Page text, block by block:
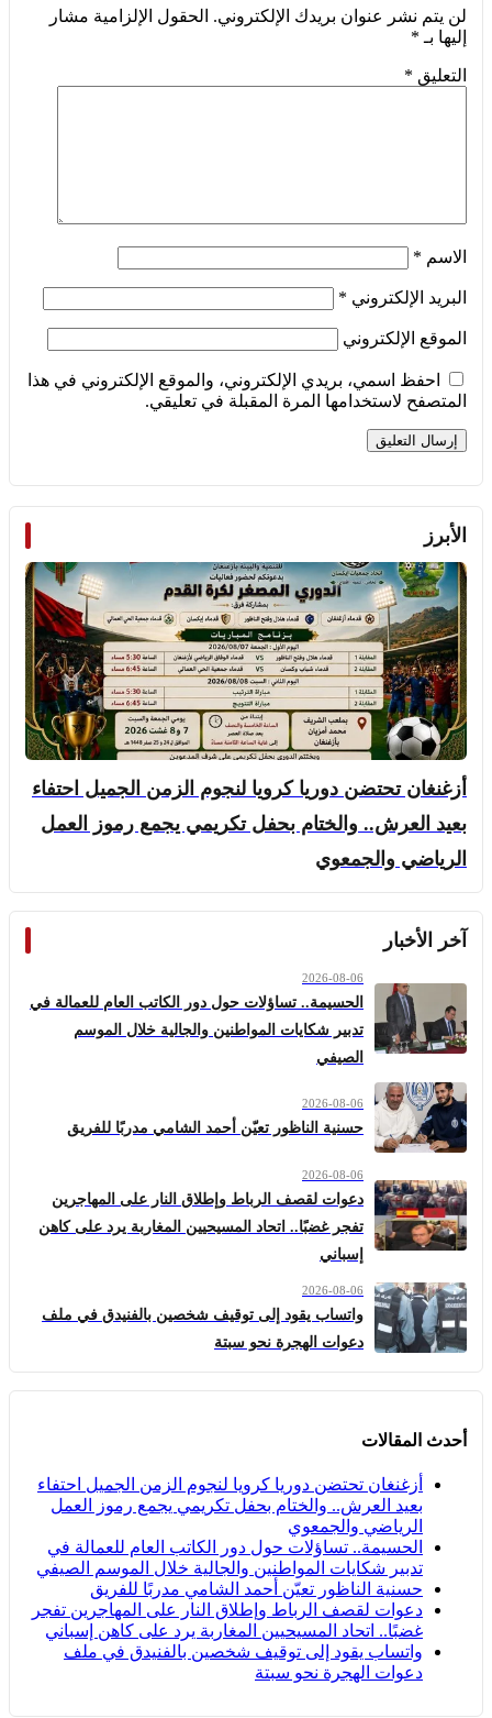
لن يتم نشر عنوان بريدك الإلكتروني. الحقول الإلزامية مشار
إليها بـ *
التعليق *
الاسم *
البريد الإلكتروني *
الموقع الإلكتروني
احفظ اسمي، بريدي الإلكتروني، والموقع الإلكتروني في هذا
المتصفح لاستخدامها المرة المقبلة في تعليقي.
الأبرز
أزغنغان تحتضن دوريا كرويا لنجوم الزمن الجميل احتفاء
بعيد العرش.. والختام بحفل تكريمي يجمع رموز العمل
الرياضي والجمعوي
آخر الأخبار
2026-08-06
الحسيمة.. تساؤلات حول دور الكاتب العام للعمالة في
تدبير شكايات المواطنين والجالية خلال الموسم
الصيفي
2026-08-06
حسنية الناظور تعيّن أحمد الشامي مدربًا للفريق
2026-08-06
دعوات لقصف الرباط وإطلاق النار على المهاجرين
تفجر غضبًا.. اتحاد المسيحيين المغاربة يرد على كاهن
إسباني
2026-08-06
واتساب يقود إلى توقيف شخصين بالفنيدق في ملف
دعوات الهجرة نحو سبتة
أحدث المقالات
أزغنغان تحتضن دوريا كرويا لنجوم الزمن الجميل احتفاء
بعيد العرش.. والختام بحفل تكريمي يجمع رموز العمل
الرياضي والجمعوي
الحسيمة.. تساؤلات حول دور الكاتب العام للعمالة في
تدبير شكايات المواطنين والجالية خلال الموسم الصيفي
حسنية الناظور تعيّن أحمد الشامي مدربًا للفريق
دعوات لقصف الرباط وإطلاق النار على المهاجرين تفجر
غضبًا.. اتحاد المسيحيين المغاربة يرد على كاهن إسباني
واتساب يقود إلى توقيف شخصين بالفنيدق في ملف
دعوات الهجرة نحو سبتة